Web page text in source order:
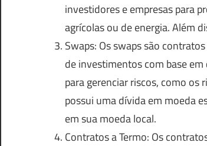
investidores e empresas para
agrícolas ou de energia. Além
Swaps: Os swaps são
de investimentos com base
para gerenciar riscos, como os
possui uma dívida em moeda
em sua moeda local.
Contratos a Termo: Os